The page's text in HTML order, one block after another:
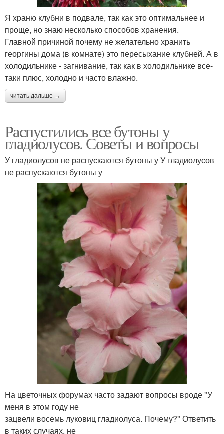
Я храню клубни в подвале, так как это оптимальнее и
проще, но знаю несколько способов хранения.
Главной причиной почему не желательно хранить
георгины дома (в комнате) это пересыхание клубней. А в
холодильнике - загнивание, так как в холодильнике все-
таки плюс, холодно и часто влажно.
читать дальше →
Распустились все бутоны у
гладиолусов. Советы и вопросы
У гладиолусов не распускаются бутоны у У гладиолусов
не распускаются бутоны у
На цветочных форумах часто задают вопросы вроде "У
меня в этом году не
зацвели восемь луковиц гладиолуса. Почему?" Ответить
в таких случаях, не